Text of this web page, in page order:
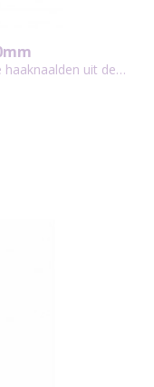
haaknaalden uit de…